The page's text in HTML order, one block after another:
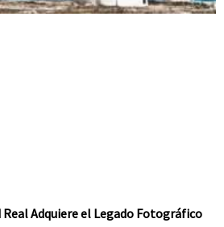
Real Adquiere el Legado Fotográfico